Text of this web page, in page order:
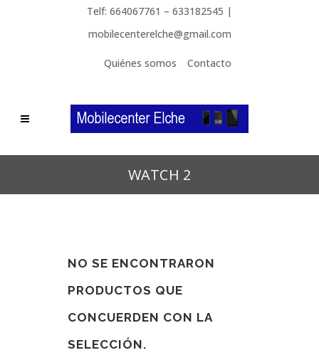
Telf: 664067761 – 633182545 |
mobilecenterelche@gmail.com
Quiénes somos Contacto
WATCH 2
NO SE ENCONTRARON
PRODUCTOS QUE
CONCUERDEN CON LA
SELECCIÓN.